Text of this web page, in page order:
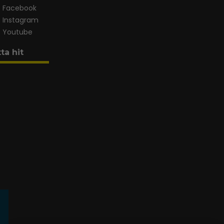
Facebook
Instagram
Youtube
hit